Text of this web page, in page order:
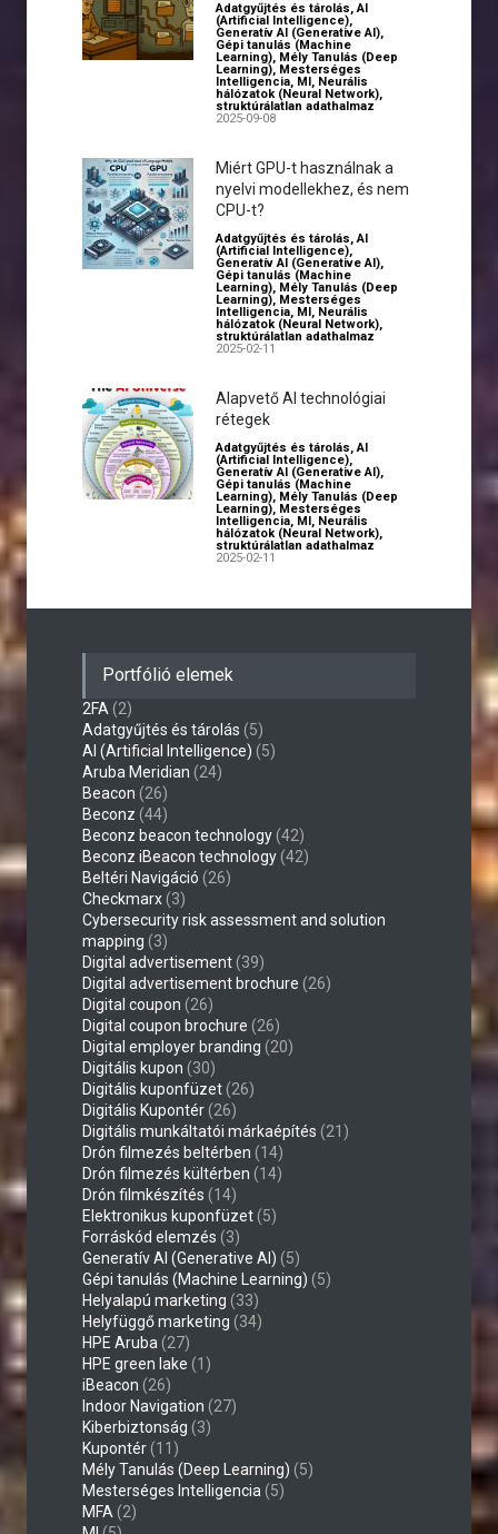
Adatgyűjtés és tárolás,AI
(Artificial Intelligence),
Generatív AI (Generative AI),
Gépi tanulás (Machine
Learning), Mély Tanulás (Deep
Learning), Mesterséges
Intelligencia, MI, Neurális
hálózatok (Neural Network),
struktúrálatlan adathalmaz
2025-09-08
Miért GPU-t használnak a
nyelvi modellekhez, és nem
CPU-t?
Adatgyűjtés és tárolás,AI
(Artificial Intelligence),
Generatív AI (Generative AI),
Gépi tanulás (Machine
Learning), Mély Tanulás (Deep
Learning), Mesterséges
Intelligencia, MI, Neurális
hálózatok (Neural Network),
struktúrálatlan adathalmaz
2025-02-11
Alapvető AI technológiai
rétegek
Adatgyűjtés és tárolás,AI
(Artificial Intelligence),
Generatív AI (Generative AI),
Gépi tanulás (Machine
Learning), Mély Tanulás (Deep
Learning), Mesterséges
Intelligencia, MI, Neurális
hálózatok (Neural Network),
struktúrálatlan adathalmaz
2025-02-11
Portfólió elemek
2FA (2)
Adatgyűjtés és tárolás (5)
AI (Artificial Intelligence) (5)
Aruba Meridian (24)
Beacon (26)
Beconz (44)
Beconz beacon technology(42)
Beconz iBeacon technology(42)
Beltéri Navigáció (26)
Checkmarx(3)
Cybersecurity risk assessment and solution
mapping (3)
Digital advertisement(39)
Digital advertisement brochure (26)
Digital coupon (26)
Digital coupon brochure (26)
Digital employer branding (20)
Digitális kupon (30)
Digitális kuponfüzet(26)
Digitális Kupontér(26)
Digitális munkáltatói márkaépítés (21)
Drón filmezés beltérben (14)
Drón filmezés kültérben (14)
Drón filmkészítés (14)
Elektronikus kuponfüzet(5)
Forráskód elemzés (3)
Generatív AI (Generative AI) (5)
Gépi tanulás (Machine Learning) (5)
Helyalapú marketing (33)
Helyfüggő marketing (34)
HPE Aruba (27)
HPE green lake (1)
iBeacon (26)
Indoor Navigation (27)
Kiberbiztonság (3)
Kupontér(11)
Mély Tanulás (Deep Learning) (5)
Mesterséges Intelligencia (5)
MFA (2)